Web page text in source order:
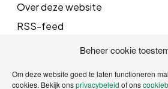
Beheer cookie
Om deze website goed te laten functioneren
cookies. Bekijk onsprivacybeleid of ons
Over deze website
RSS-feed
Mail